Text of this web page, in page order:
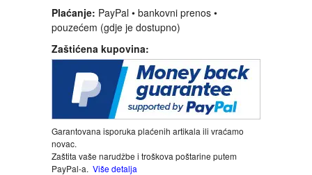
KRIMINALISTIČKI
KUVARI
LJUBAVNI
MITOLOGIJA
MUZIKA
Plaćanje: PayPal • bankovni prenos •
pouzećem (gdje je dostupno)
Zaštićena kupovina:
Garantovana isporuka plaćenih artikala ili vraćamo
novac.
Zaštita vaše narudžbe i troškova poštarine putem
PayPal-a. Više detalja